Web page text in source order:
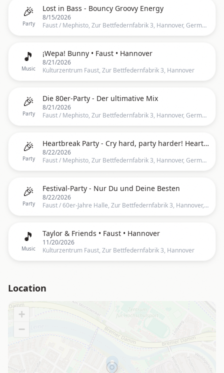
🎉
Party
Lost in Bass - Bouncy Groovy Energy
8/15/2026
Faust / Mephisto, Zur Bettfedernfabrik 3, Hannover, Germany
🎵
Music
¡Wepa! Bunny • Faust • Hannover
8/21/2026
Kulturzentrum Faust, Zur Bettfedernfabrik 3, Hannover
🎉
Party
Die 80er-Party - Der ultimative Mix
8/21/2026
Faust / Mephisto, Zur Bettfedernfabrik 3, Hannover, Germany
🎉
Party
Heartbreak Party - Cry hard, party harder! Heartbreak-Hits mit Fraeulein Holle
8/22/2026
Faust / Mephisto, Zur Bettfedernfabrik 3, Hannover, Germany
🎉
Party
Festival-Party - Nur Du und Deine Besten
8/22/2026
Faust / 60er-Jahre Halle, Zur Bettfedernfabrik 3, Hannover, Germany
🎵
Music
Taylor & Friends • Faust • Hannover
11/20/2026
Kulturzentrum Faust, Zur Bettfedernfabrik 3, Hannover
Location
+
−